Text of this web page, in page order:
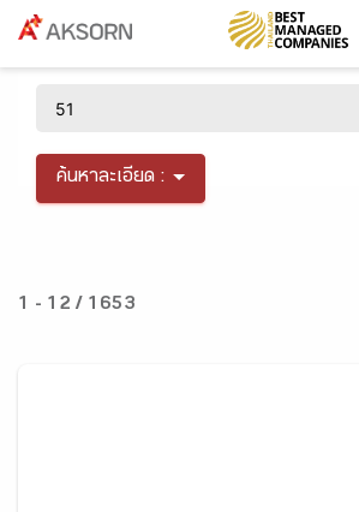
ค้นหาละเอียด :
1 - 12 / 1653